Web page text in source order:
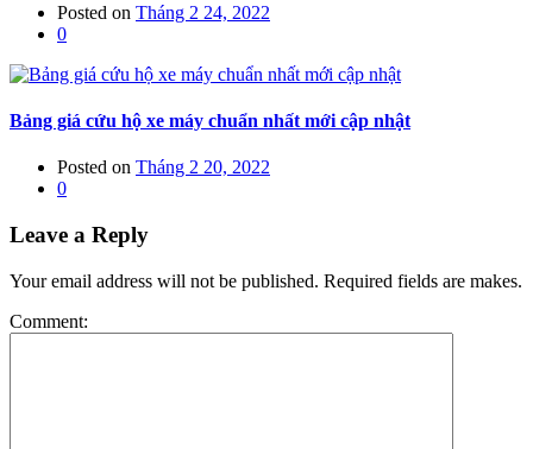
Posted on Tháng 2 24, 2022
0
Bảng giá cứu hộ xe máy chuẩn nhất mới cập nhật
Posted on Tháng 2 20, 2022
0
Leave a Reply
Your email address will not be published. Required fields are makes.
Comment: